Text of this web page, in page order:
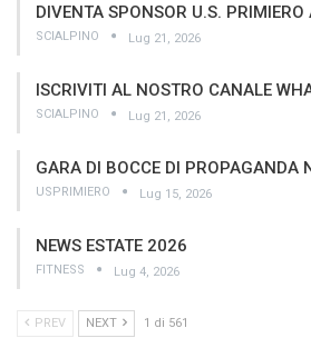
DIVENTA SPONSOR U.S. PRIMIERO
SCIALPINO Lug 21, 2026
ISCRIVITI AL NOSTRO CANALE
SCIALPINO Lug 21, 2026
GARA DI BOCCE DI PROPAGANDA
USPRIMIERO Lug 15, 2026
NEWS ESTATE 2026
FITNESS Lug 4, 2026
PREV NEXT 1 di 561